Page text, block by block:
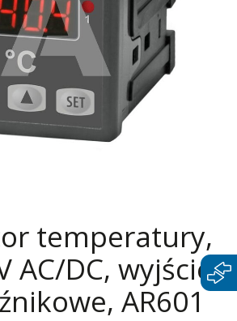
temperatury,
AC/DC, wyjście
AR601